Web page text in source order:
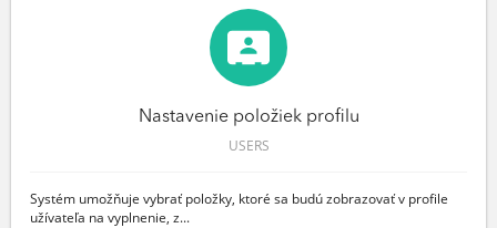
Nastavenie položiek profilu
USERS
Systém umožňuje vybrať položky, ktoré sa budú zobrazovať v profile
užívateľa na vyplnenie, z...